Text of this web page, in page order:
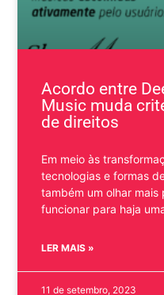
Acordo entre
Music muda
de direitos
Em meio às
tecnologias e formas
também um olhar
funcionar para haja
LER MAIS »
11 de setembro, 2023